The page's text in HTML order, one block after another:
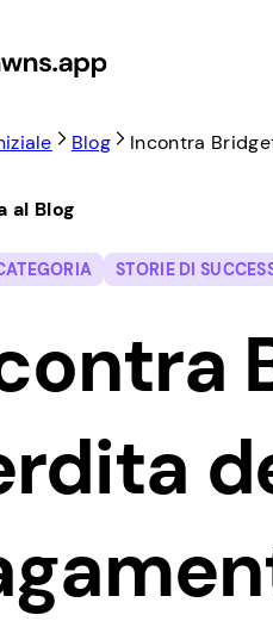
Blog Incontra
al Blog
STORIE DI